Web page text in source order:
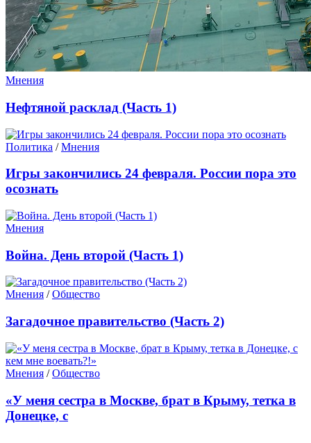
Мнения
Нефтяной расклад (Часть 1)
Политика /Мнения
Игры закончились 24 февраля. России пора это
осознать
Мнения
Война. День второй (Часть 1)
Мнения /Общество
Загадочное правительство (Часть 2)
Мнения /Общество
«У меня сестра в Москве, брат в Крыму, тетка в
Донецке, с